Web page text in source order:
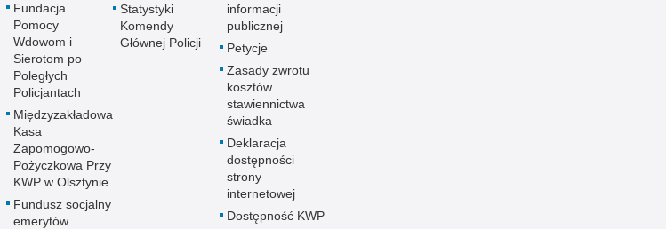
Fundacja
Pomocy
Wdowom i
Sierotom po
Poległych
Policjantach
Międzyzakładowa
Kasa
Zapomogowo-
Pożyczkowa Przy
KWP w Olsztynie
Fundusz socjalny
emerytów
Statystyki
Komendy
Głównej Policji
informacji
publicznej
Petycje
Zasady zwrotu
kosztów
stawiennictwa
świadka
Deklaracja
dostępności
strony
internetowej
Dostępność KWP